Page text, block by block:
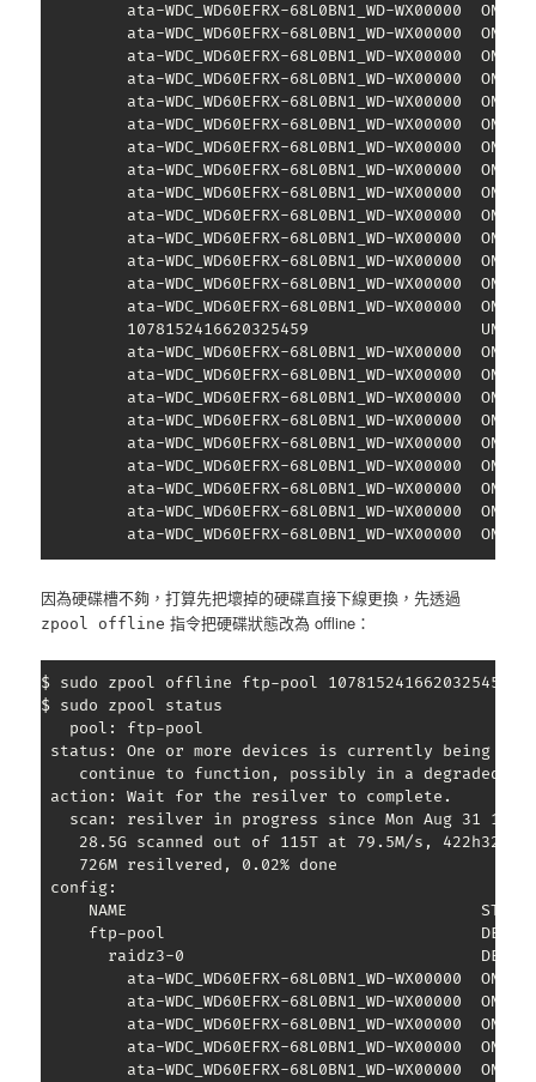
ata-WDC_WD60EFRX-68L0BN1_WD-WX00000
ata-WDC_WD60EFRX-68L0BN1_WD-WX00000
ata-WDC_WD60EFRX-68L0BN1_WD-WX00000
ata-WDC_WD60EFRX-68L0BN1_WD-WX00000
ata-WDC_WD60EFRX-68L0BN1_WD-WX00000
ata-WDC_WD60EFRX-68L0BN1_WD-WX00000
ata-WDC_WD60EFRX-68L0BN1_WD-WX00000
ata-WDC_WD60EFRX-68L0BN1_WD-WX00000
ata-WDC_WD60EFRX-68L0BN1_WD-WX00000
ata-WDC_WD60EFRX-68L0BN1_WD-WX00000
ata-WDC_WD60EFRX-68L0BN1_WD-WX00000
ata-WDC_WD60EFRX-68L0BN1_WD-WX00000
ata-WDC_WD60EFRX-68L0BN1_WD-WX00000
ata-WDC_WD60EFRX-68L0BN1_WD-WX00000
1078152416620325459
ata-WDC_WD60EFRX-68L0BN1_WD-WX00000
ata-WDC_WD60EFRX-68L0BN1_WD-WX00000
ata-WDC_WD60EFRX-68L0BN1_WD-WX00000
ata-WDC_WD60EFRX-68L0BN1_WD-WX00000
ata-WDC_WD60EFRX-68L0BN1_WD-WX00000
ata-WDC_WD60EFRX-68L0BN1_WD-WX00000
ata-WDC_WD60EFRX-68L0BN1_WD-WX00000
ata-WDC_WD60EFRX-68L0BN1_WD-WX00000
ata-WDC_WD60EFRX-68L0BN1_WD-WX00000
因為硬碟槽不夠，打算先把壞掉的硬碟直接下線更換，先透過
zpool offline 指令把硬碟狀態改為 offline：
$ sudo zpool offline ftp-pool 1078152416620325459
$ sudo zpool status
   pool: ftp-pool
status: One or more devices is currently being
action: Wait for the resilver to complete.
scan: resilver in progress since Mon Aug 31
config:
NAME
ftp-pool
raidz3-0
ata-WDC_WD60EFRX-68L0BN1_WD-WX00000
ata-WDC_WD60EFRX-68L0BN1_WD-WX00000
ata-WDC_WD60EFRX-68L0BN1_WD-WX00000
ata-WDC_WD60EFRX-68L0BN1_WD-WX00000
ata-WDC_WD60EFRX-68L0BN1_WD-WX00000